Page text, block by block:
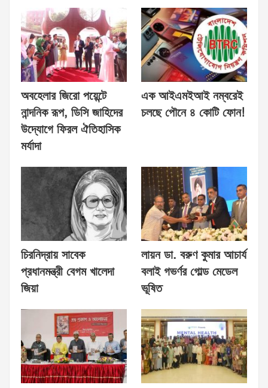
অবহেলার জিরো পয়েন্টে
নান্দনিক রূপ, ডিসি জাহিদের
উদ্যোগে ফিরল ঐতিহাসিক
মর্যাদা
এক আইএমইআই নম্বরেই
চলছে পৌনে ৪ কোটি ফোন!
চিরনিদ্রায় সাবেক
প্রধানমন্ত্রী বেগম খালেদা
জিয়া
লায়ন ডা. বরুণ কুমার আচার্য
বলাই গভর্ণর গোল্ড মেডেল
ভূষিত